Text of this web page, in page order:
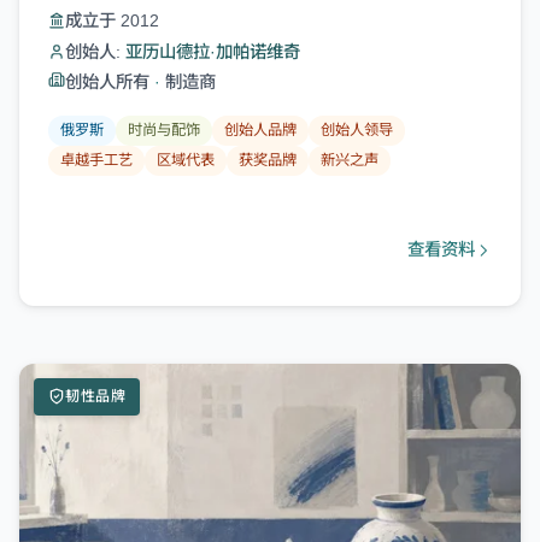
成立于 2012
创始人: 亚历山德拉·加帕诺维奇
创始人所有 · 制造商
俄罗斯 时尚与配饰 创始人品牌
创始人领导
卓越手工艺
区域代表 获奖品牌 新兴之声
查看资料
韧性品牌